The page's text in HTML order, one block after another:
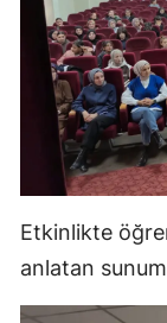
Etkinlikte
anlatan